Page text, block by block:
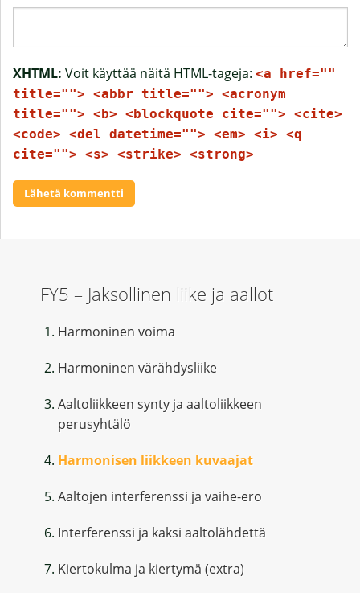
XHTML: Voit käyttää näitä HTML-tageja: <a href=""
title=""> <abbr title=""> <acronym
title=""> <b> <blockquote cite=""> <cite>
<code> <del datetime=""> <em> <i> <q
cite=""> <s> <strike> <strong>
FY5 – Jaksollinen liike ja aallot
Harmoninen voima
Harmoninen värähdysliike
Aaltoliikkeen synty ja aaltoliikkeen
perusyhtälö
Harmonisen liikkeen kuvaajat
Aaltojen interferenssi ja vaihe-ero
Interferenssi ja kaksi aaltolähdettä
Kiertokulma ja kiertymä (extra)